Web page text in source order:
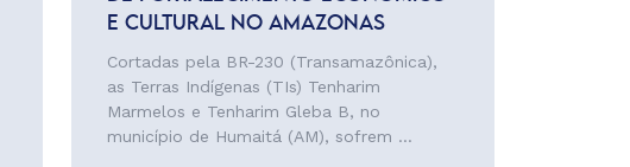
E CULTURAL NO AMAZONAS
Cortadas pela BR-230 (Transamazônica),
as Terras Indígenas (TIs) Tenharim
Marmelos e Tenharim Gleba B, no
município de Humaitá (AM), sofrem ...